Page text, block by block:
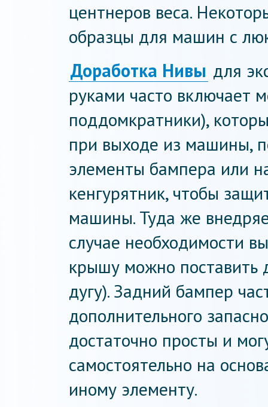
центнеров веса.
образцы для машин с
Доработка Нивы для
руками часто включает
поддомкратники),
при выходе из машины,
элементы бампера или
кенгурятник, чтобы
машины. Туда же
случае необходимости
крышу можно поставить
дугу). Задний бампер
дополнительного
достаточно просты и
самостоятельно на
иному элементу.